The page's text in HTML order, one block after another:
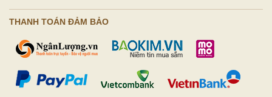
THANH TOÁN ĐẢM BẢO